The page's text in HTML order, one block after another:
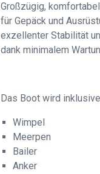
Großzügig,
für Gepäck und
exzellenter Stabilität
dank minimalem
Das Boot wird
Wimpel
Meerpen
Bailer
Anker